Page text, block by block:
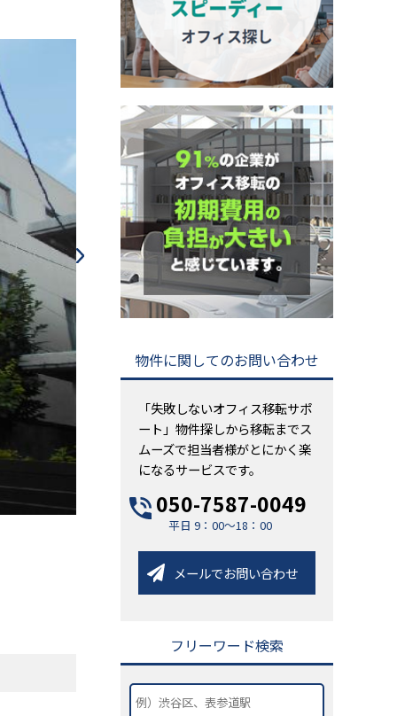
物件に関してのお問い合わせ
「失敗しないオフィス移転サポ
ート」物件探しから移転までス
ムーズで担当者様がとにかく楽
になるサービスです。
050-7587-0049
平日 9：00～18：00
メールでお問い合わせ
フリーワード検索